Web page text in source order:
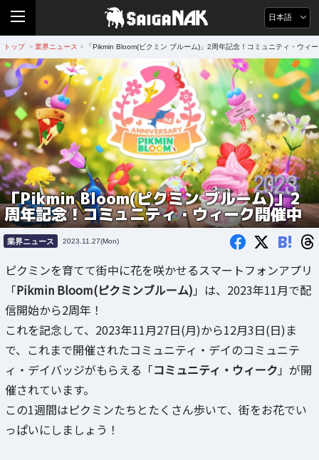
日本語
トップ > 業界ニュース > 「Pikmin Bloom(ピクミン ブルーム)」2周年記念！コミュニティ・ウィ
「Pikmin Bloom(ピクミン ブルーム)」2
周年記念！コミュニティ・ウィーク開催中
業界ニュース 2023.11.27(Mon) B!
ピクミンを育てて街中に花を咲かせるスマートフォンアプリ
「Pikmin Bloom(ピクミンブルーム) 」は、2023年11月で配
信開始から2周年！
これを記念して、2023年11月27日(月)から12月3日(日)ま
で、これまで開催されたコミュニティ・デイのコミュニテ
ィ・デイバッジがもらえる「コミュニティ・ウィーク 」が開
催されています。
この1週間はピクミンたちとたくさん歩いて、街をお花でい
っぱいにしましょう！